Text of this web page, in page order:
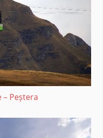
– Peștera